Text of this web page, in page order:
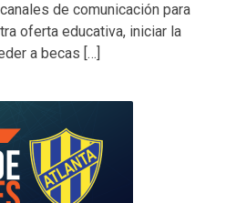
de comunicación para
oferta educativa, iniciar la
a becas […]